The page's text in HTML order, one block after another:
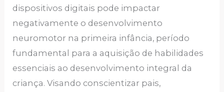
dispositivos digitais pode impactar
negativamente o desenvolvimento
neuromotor na primeira infância, período
fundamental para a aquisição de habilidades
essenciais ao desenvolvimento integral da
criança. Visando conscientizar pais,